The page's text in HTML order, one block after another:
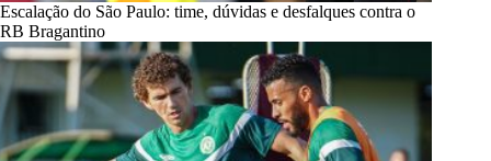
Escalação do São Paulo: time, dúvidas e desfalques contra o
RB Bragantino